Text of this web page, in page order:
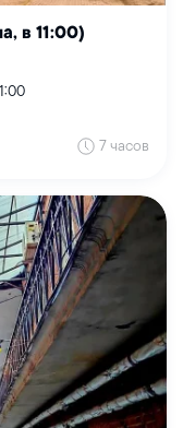
в 11:00)
7 часов